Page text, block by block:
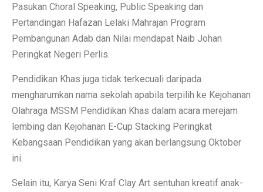
Pasukan Choral Speaking, Public Speaking dan
Pertandingan Hafazan Lelaki Mahrajan Program
Pembangunan Adab dan Nilai mendapat Naib Johan
Peringkat Negeri Perlis.
Pendidikan Khas juga tidak terkecuali daripada
mengharumkan nama sekolah apabila terpilih ke Kejohanan
Olahraga MSSM Pendidikan Khas dalam acara merejam
lembing dan Kejohanan E-Cup Stacking Peringkat
Kebangsaan Pendidikan yang akan berlangsung Oktober
ini.
Selain itu, Karya Seni Kraf Clay Art sentuhan kreatif anak-